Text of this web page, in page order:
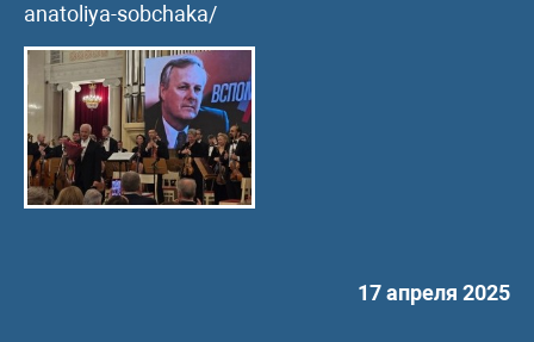
anatoliya-sobchaka/
17 апреля 2025